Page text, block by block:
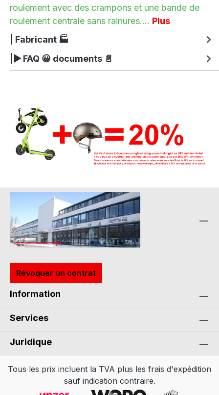
roulement avec des crampons et une bande de
roulement centrale sans rainures.… Plus
| Fabricant 🏭
|▶ FAQ 😀 documents 📄
Révoquer un contrat
Information
Services
Juridique
Tous les prix incluent la TVA plus les frais d'expédition
sauf indication contraire.